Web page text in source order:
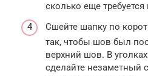
сколько еще требуется
Сшейте шапку по
так, чтобы шов был
верхний шов. В
сделайте незаметный